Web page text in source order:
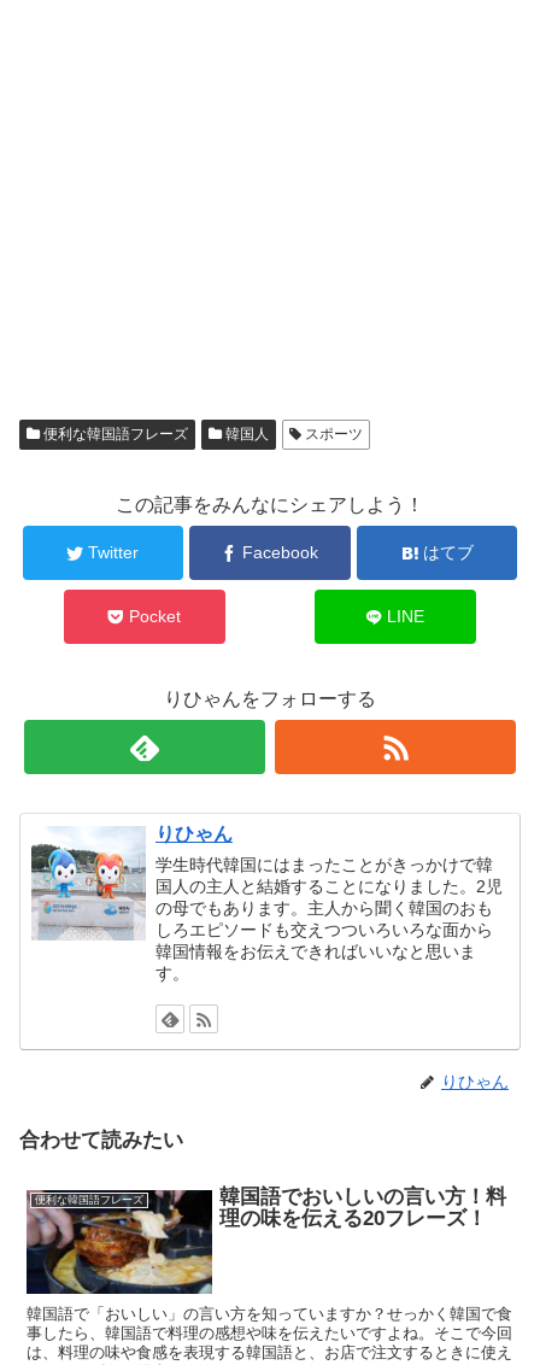
便利な韓国語フレーズ 韓国人 スポーツ
この記事をみんなにシェアしよう！
Twitter Facebook はてブ
Pocket LINE
りひゃんをフォローする
りひゃん
学生時代韓国にはまったことがきっかけで韓
国人の主人と結婚することになりました。2児
の母でもあります。主人から聞く韓国のおも
しろエピソードも交えつついろいろな面から
韓国情報をお伝えできればいいなと思いま
す。
りひゃん
合わせて読みたい
便利な韓国語フレーズ
韓国語でおいしいの言い方！料
理の味を伝える20フレーズ！
韓国語で「おいしい」の言い方を知っていますか？せっかく韓国で食
事したら、韓国語で料理の感想や味を伝えたいですよね。そこで今回
は、料理の味や食感を表現する韓国語と、お店で注文するときに使え